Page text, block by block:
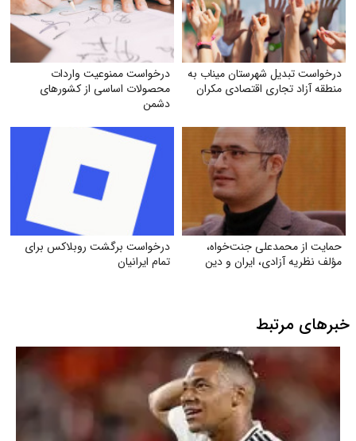
درخواست تبدیل شهرستان میناب به
منطقه آزاد تجاری اقتصادی مکران
درخواست ممنوعیت واردات
محصولات اساسی از کشورهای
دشمن
حمایت از محمدعلی جنت‌خواه،
مؤلف نظریه آزادی، ایران و دین
درخواست برگشت روبلاکس برای
تمام ایرانیان
خبرهای مرتبط